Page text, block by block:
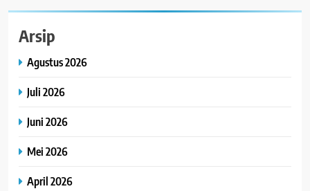
Arsip
Agustus 2026
Juli 2026
Juni 2026
Mei 2026
April 2026